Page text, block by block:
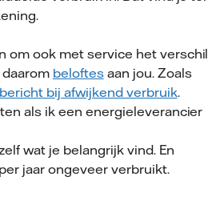
om ook met service het verschil
beloftesaan jou. Zoals
bij afwijkend verbruik.
als ik een energieleverancier
wat je belangrijk vind. En
jaar ongeveer verbruikt.